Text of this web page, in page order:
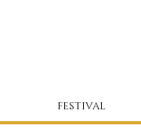
FESTIVAL